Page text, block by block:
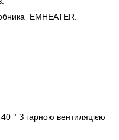
EMHEATER.
° З гарною вентиляцією